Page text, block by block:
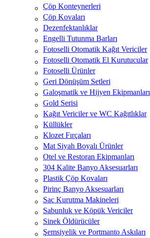
Çöp Konteynerleri
Çöp Kovaları
Dezenfektanlıklar
Engelli Tutunma Barları
Fotoselli Otomatik Kağıt Vericiler
Fotoselli Otomatik El Kurutucular
Fotoselli Ürünler
Geri Dönüşüm Setleri
Galoşmatik ve Hijyen Ekipmanları
Gold Serisi
Kağıt Vericiler ve WC Kağıtlıklar
Küllükler
Klozet Fırçaları
Mat Siyah Boyalı Ürünler
Otel ve Restoran Ekipmanları
304 Kalite Banyo Aksesuarları
Plastik Çöp Kovaları
Pirinç Banyo Aksesuarları
Saç Kurutma Makineleri
Sabunluk ve Köpük Vericiler
Sinek Öldürücüler
Şemsiyelik ve Portmanto Askıları